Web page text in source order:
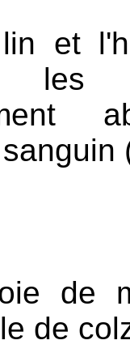
et
de
de